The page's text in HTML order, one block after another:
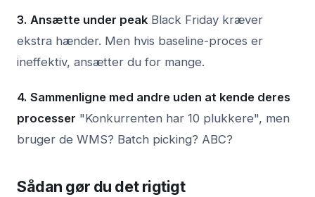
3. Ansætte under peak Black Friday kræver
ekstra hænder. Men hvis baseline-proces er
ineffektiv, ansætter du for mange.
4. Sammenligne med andre uden at kende deres
processer "Konkurrenten har 10 plukkere", men
bruger de WMS? Batch picking? ABC?
Sådan gør du det rigtigt